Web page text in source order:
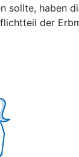
sollte, haben
der